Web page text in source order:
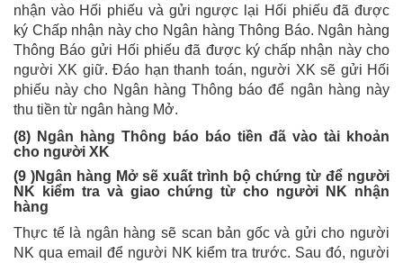
nhận vào Hối phiếu và gửi ngược lại Hối phiếu đã được
ký Chấp nhận này cho Ngân hàng Thông Báo. Ngân hàng
Thông Báo gửi Hối phiếu đã được ký chấp nhận này cho
người XK giữ. Đáo hạn thanh toán, người XK sẽ gửi Hối
phiếu này cho Ngân hàng Thông báo để ngân hàng này
thu tiền từ ngân hàng Mở.
(8) Ngân hàng Thông báo báo tiền đã vào tài khoản
cho người XK
(9 )Ngân hàng Mở sẽ xuất trình bộ chứng từ để người
NK kiểm tra và giao chứng từ cho người NK nhận
hàng
Thực tế là ngân hàng sẽ scan bản gốc và gửi cho người
NK qua email để người NK kiểm tra trước. Sau đó, người